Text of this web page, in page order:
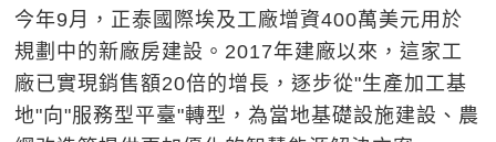
今年9月，正泰國際埃及工廠增資400萬美元用於
規劃中的新廠房建設。2017年建廠以來，這家工
廠已實現銷售額20倍的增長，逐步從"生產加工基
地"向"服務型平臺"轉型，為當地基礎設施建設、農